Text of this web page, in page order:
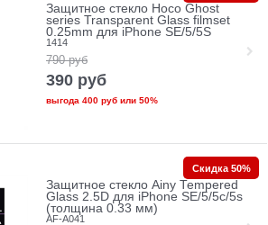
Защитное стекло Hoco Ghost
series Transparent Glass filmset
0.25mm для iPhone SE/5/5S
1414
790 руб
390 руб
выгода 400 рубили 50%
Защитное стекло Ainy Tempered
Glass 2.5D для iPhone SE/5/5c/5s
(толщина 0.33 мм)
AF-A041
Скидка 50%